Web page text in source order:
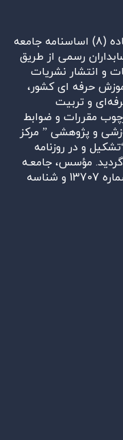
در اجرای بند (پ) ماده (2) و بند (18) ماده (8) اساسنامه جامعه
رسمی از طریق
و انتشار نشریات
حرفه ای کشور،
و تربیت
مقررات و ضوابط
و پژوهشی ” مرکز
و در روزنامه
تاریخ 23/11/1400 ثبت گردید. مؤسس، جامعـه
حسابداران رسمی ایران ثبت شده به شماره 13707 و شناسه